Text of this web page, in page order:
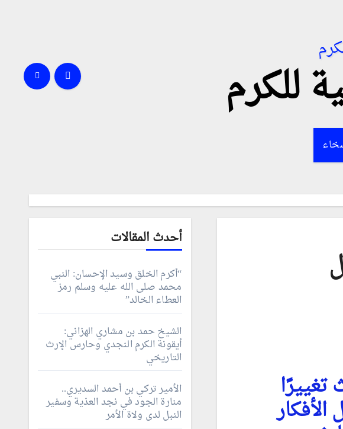
للكرم
أحدث المقالات
“أكرم الخلق وسيد الإحسان: النبي
محمد صلى الله عليه وسلم رمز
العطاء الخالد”
الشيخ حمد بن مشاري الهزاني:
أيقونة الكرم النجدي وحارس الإرث
التاريخي
الأمير تركي بن أحمد السديري..
منارة الجود في نجد العذية وسفير
النبل لدى ولاة الأمر